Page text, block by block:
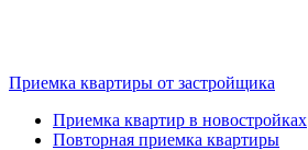
Приемка квартиры от застройщика
Приемка квартир в новостройках
Повторная приемка квартиры